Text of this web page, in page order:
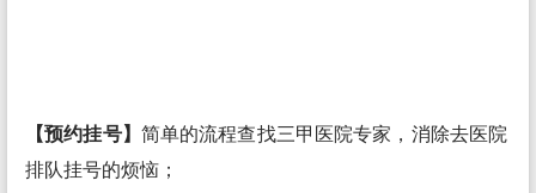
【预约挂号】 简单的流程查找三甲医院专家，消除去医院
排队挂号的烦恼；